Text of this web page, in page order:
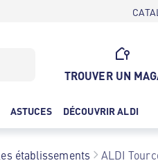
TROUVER UN
ASTUCES DÉCOUVRIR ALDI
établissements ALDI